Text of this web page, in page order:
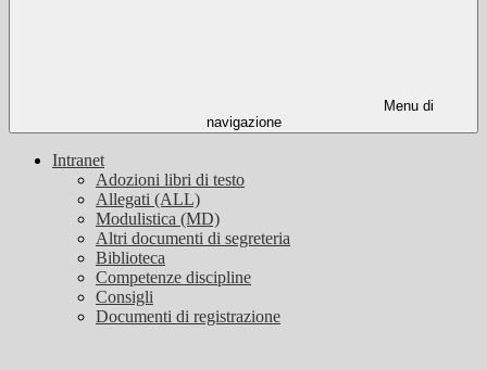
Menu di
navigazione
Intranet
Adozioni libri di testo
Allegati (ALL)
Modulistica (MD)
Altri documenti di segreteria
Biblioteca
Competenze discipline
Consigli
Documenti di registrazione